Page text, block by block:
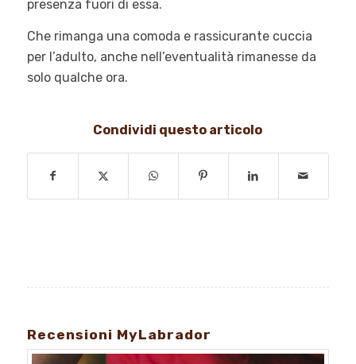
presenza fuori di essa.
Che rimanga una comoda e rassicurante cuccia
per l’adulto, anche nell’eventualità rimanesse da
solo qualche ora.
Condividi questo articolo
Recensioni MyLabrador